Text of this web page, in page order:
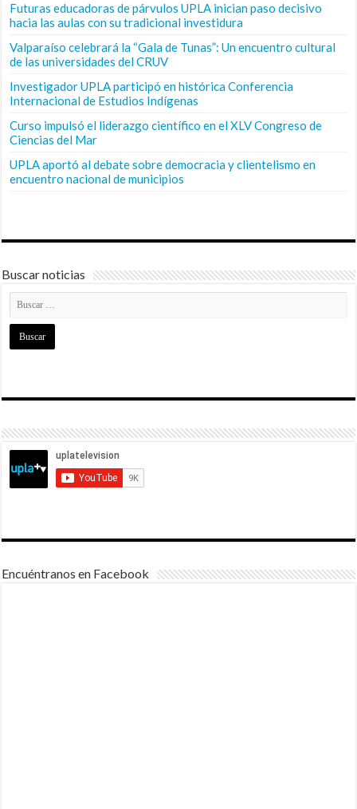
Futuras educadoras de párvulos UPLA inician paso decisivo
hacia las aulas con su tradicional investidura
Valparaíso celebrará la “Gala de Tunas”: Un encuentro cultural
de las universidades del CRUV
Investigador UPLA participó en histórica Conferencia
Internacional de Estudios Indígenas
Curso impulsó el liderazgo científico en el XLV Congreso de
Ciencias del Mar
UPLA aportó al debate sobre democracia y clientelismo en
encuentro nacional de municipios
Buscar noticias
Encuéntranos en Facebook